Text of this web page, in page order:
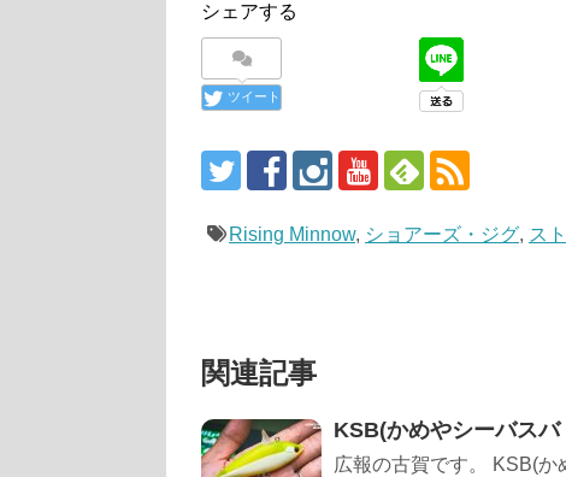
シェアする
ツイート
Rising Minnow, ショアーズ・ジグ, ス
関連記事
KSB(かめやシーバス
広報の古賀です。 KSB(か